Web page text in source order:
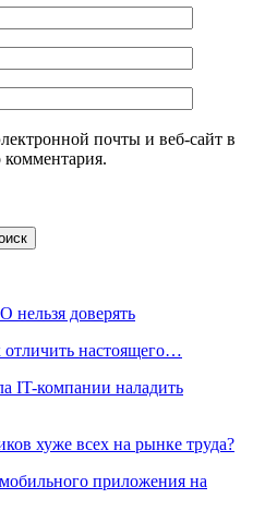
почты и веб-сайт в
комментария.
нельзя доверять
настоящего…
IT-компании наладить
хуже всех на рынке труда?
приложения на